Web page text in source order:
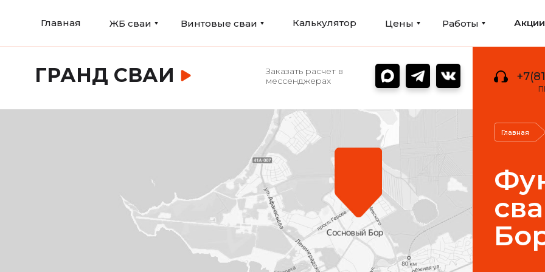
Главная ЖБ сваи Винтовые сваи Калькулятор Цены Работы Акции
ГРАНД СВАИ
Заказать расчет в
мессенджерах
Главная